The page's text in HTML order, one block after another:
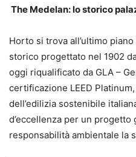
The Medelan: lo storico
Horto si trova all’ultimo
storico progettato nel 1902
oggi riqualificato da GLA –
certificazione LEED
dell’edilizia sostenibile
d’eccellenza per un
responsabilità ambientale la